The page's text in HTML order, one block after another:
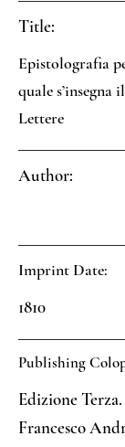
Title:
Epistolografia
quale
Lettere
Author:
Imprint Date:
1810
Publishing
Edizione Terza.
Francesco